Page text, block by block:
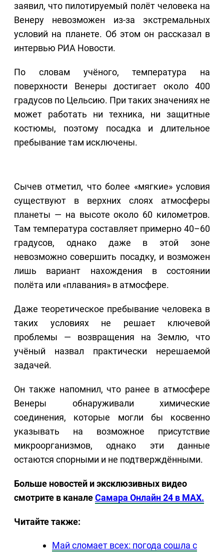
заявил, что пилотируемый полёт человека на
Венеру невозможен из-за экстремальных
условий на планете. Об этом он рассказал в
интервью РИА Новости.
По словам учёного, температура на
поверхности Венеры достигает около 400
градусов по Цельсию. При таких значениях не
может работать ни техника, ни защитные
костюмы, поэтому посадка и длительное
пребывание там исключены.
Сычев отметил, что более «мягкие» условия
существуют в верхних слоях атмосферы
планеты — на высоте около 60 километров.
Там температура составляет примерно 40–60
градусов, однако даже в этой зоне
невозможно совершить посадку, и возможен
лишь вариант нахождения в состоянии
полёта или «плавания» в атмосфере.
Даже теоретическое пребывание человека в
таких условиях не решает ключевой
проблемы — возвращения на Землю, что
учёный назвал практически нерешаемой
задачей.
Он также напомнил, что ранее в атмосфере
Венеры обнаруживали химические
соединения, которые могли бы косвенно
указывать на возможное присутствие
микроорганизмов, однако эти данные
остаются спорными и не подтверждёнными.
Больше новостей и эксклюзивных видео
смотрите в каналеСамара Онлайн 24 в MAX.
Читайте также:
Май сломает всех: погода сошла с